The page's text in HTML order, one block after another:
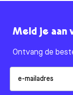
Meld je aan
Ontvang de